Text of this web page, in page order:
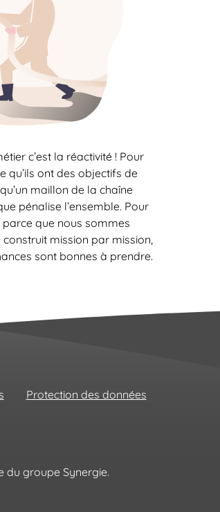
c’est la réactivité ! Pour
qu’ils ont des objectifs de
maillon de la chaîne
pénalise l’ensemble. Pour
que nous sommes
mission par mission,
sont bonnes à prendre.
Protection des données
du groupe Synergie.